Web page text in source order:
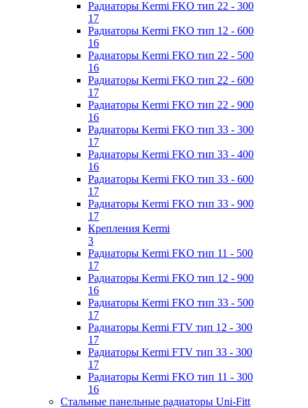
Радиаторы Kermi FKO тип 22 - 300
17
Радиаторы Kermi FKO тип 12 - 600
16
Радиаторы Kermi FKO тип 22 - 500
16
Радиаторы Kermi FKO тип 22 - 600
17
Радиаторы Kermi FKO тип 22 - 900
16
Радиаторы Kermi FKO тип 33 - 300
17
Радиаторы Kermi FKO тип 33 - 400
16
Радиаторы Kermi FKO тип 33 - 600
17
Радиаторы Kermi FKO тип 33 - 900
17
Крепления Kermi
3
Радиаторы Kermi FKO тип 11 - 500
17
Радиаторы Kermi FKO тип 12 - 900
16
Радиаторы Kermi FKO тип 33 - 500
17
Радиаторы Kermi FTV тип 12 - 300
17
Радиаторы Kermi FTV тип 33 - 300
17
Радиаторы Kermi FKO тип 11 - 300
16
Стальные панельные радиаторы Uni-Fitt